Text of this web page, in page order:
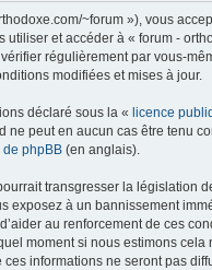
~forum »), vous
et accéder à « forum -
régulièrement par vous-
modifiées et mises à jour.
déclaré sous la « licence
peut en aucun cas être tenu
de phpBB (en anglais).
transgresser la législation
exposez à un bannissement
au renforcement de ces
moment si nous estimons cela
informations ne seront pas